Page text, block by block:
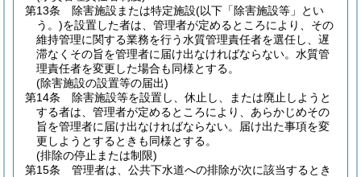
第13条
除害施設または特定施設(以下「除害施設等」とい
う。)を設置した者は、管理者が定めるところにより、その
維持管理に関する業務を行う水質管理責任者を選任し、遅
滞なくその旨を管理者に届け出なければならない。 水質管
理責任者を変更した場合も同様とする。
(除害施設の設置等の届出)
第14条
除害施設等を設置し、休止し、または廃止しようと
する者は、管理者が定めるところにより、あらかじめその
旨を管理者に届け出なければならない。
届け出た事項を変
更しようとするときも同様とする。
(排除の停止または制限)
第15条
管理者は、公共下水道への排除が次に該当するとき